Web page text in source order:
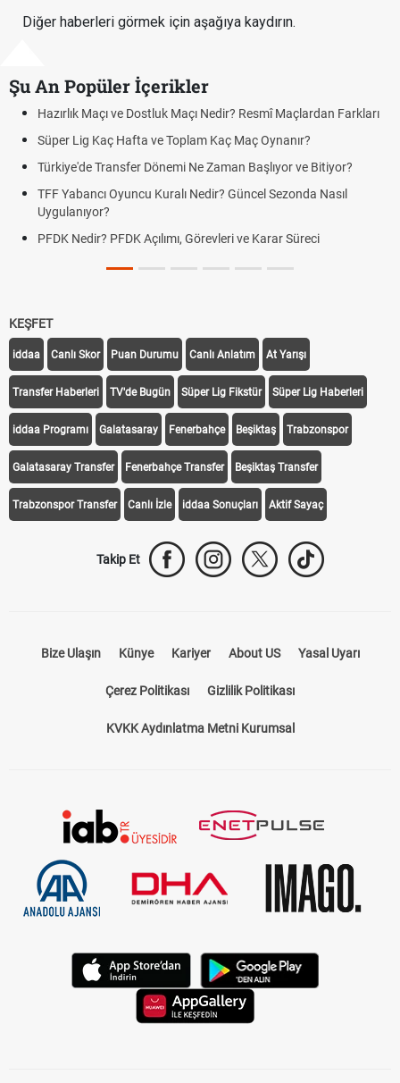
Diğer haberleri görmek için aşağıya kaydırın.
Şu An Popüler İçerikler
ve Dostluk Maçı Nedir? Resmî Maçlardan Farkları
Hafta ve Toplam Kaç Maç Oynanır?
Dönemi Ne Zaman Başlıyor ve Bitiyor?
Oyuncu Kuralı Nedir? Güncel Sezonda Nasıl
PFDK Açılımı, Görevleri ve Karar Süreci
Puan
Futbol Nasıl
Deplasman
DGS
KEŞFET
iddaa Canlı Skor Puan Durumu Canlı Anlatım At Yarışı
Transfer Haberleri TV'de Bugün Süper Lig Fikstür Süper Lig Haberleri
iddaa Programı Galatasaray Fenerbahçe Beşiktaş Trabzonspor
Galatasaray Transfer Fenerbahçe Transfer Beşiktaş Transfer
Trabzonspor Transfer Canlı İzle iddaa Sonuçları Aktif Sayaç